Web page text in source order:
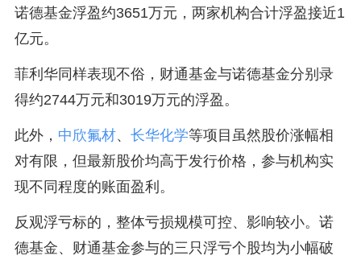
诺德基金浮盈约3651万元，两家机构合计浮盈接近1
亿元。
菲利华同样表现不俗，财通基金与诺德基金分别录
得约2744万元和3019万元的浮盈。
此外， 中欣氟材、 长华化学等项目虽然股价涨幅相
对有限，但最新股价均高于发行价格，参与机构实
现不同程度的账面盈利。
反观浮亏标的，整体亏损规模可控、影响较小。诺
德基金、财通基金参与的三只浮亏个股均为小幅破